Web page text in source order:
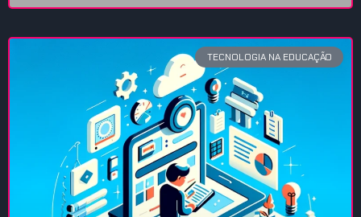
TECNOLOGIA NA EDUCAÇÃO